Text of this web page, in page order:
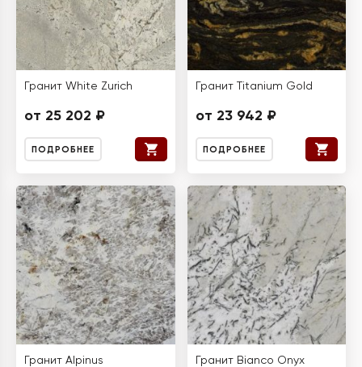
Гранит White Zurich
от 25 202 ₽
ПОДРОБНЕЕ
Гранит Titanium Gold
от 23 942 ₽
ПОДРОБНЕЕ
Гранит Alpinus Гранит Bianco Onyx